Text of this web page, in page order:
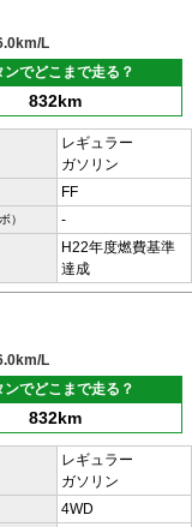
L
ンでどこまで走る？
832km
レギュラー
ガソリン
FF
） -
H22年度燃費基準
達成
L
ンでどこまで走る？
832km
レギュラー
ガソリン
4WD